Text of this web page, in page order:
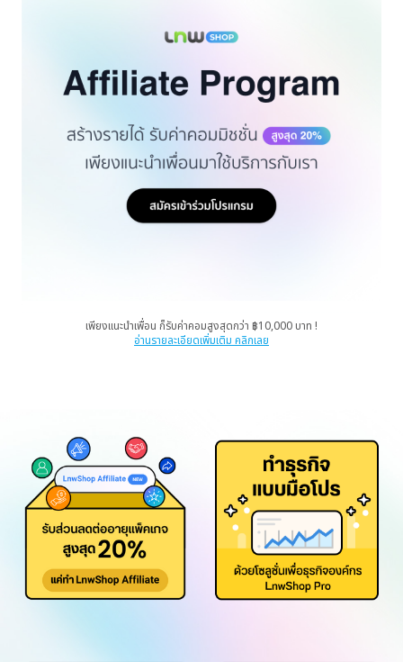
เพียงแนะนำเพื่อน ก็รับค่าคอมสูงสุดกว่า ฿10,000 บาท !
อ่านรายละเอียดเพิ่มเติม คลิกเลย